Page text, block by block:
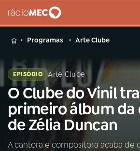
MENU
Buscar
na
Rádio
MEC
Buscar
Início
Programas Arte Clube
EPISÓDIO Arte Clube
O Clube do Vinil
primeiro álbum da
de Zélia Duncan
A cantora e compositora acaba de